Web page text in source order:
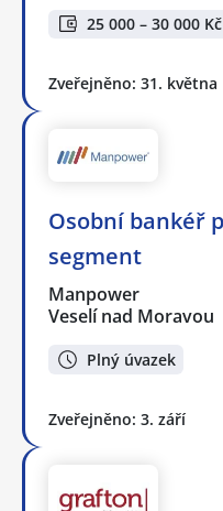
25 000 – 30 000 Kč
Zveřejněno: 31. května
Osobní bankéř
segment
Manpower
Veselí nad Moravou
Plný úvazek
Zveřejněno: 3. září